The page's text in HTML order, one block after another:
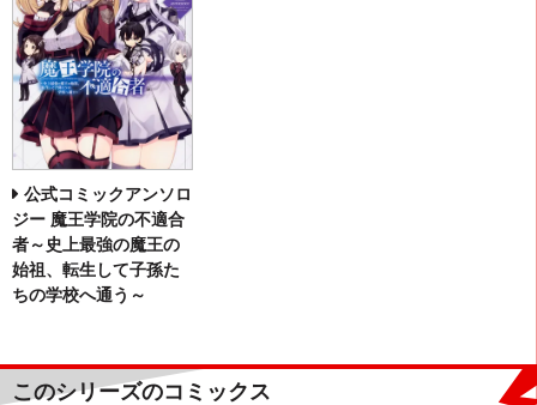
公式コミックアンソロ
ジー 魔王学院の不適合
者～史上最強の魔王の
始祖、転生して子孫た
ちの学校へ通う～
このシリーズのコミックス